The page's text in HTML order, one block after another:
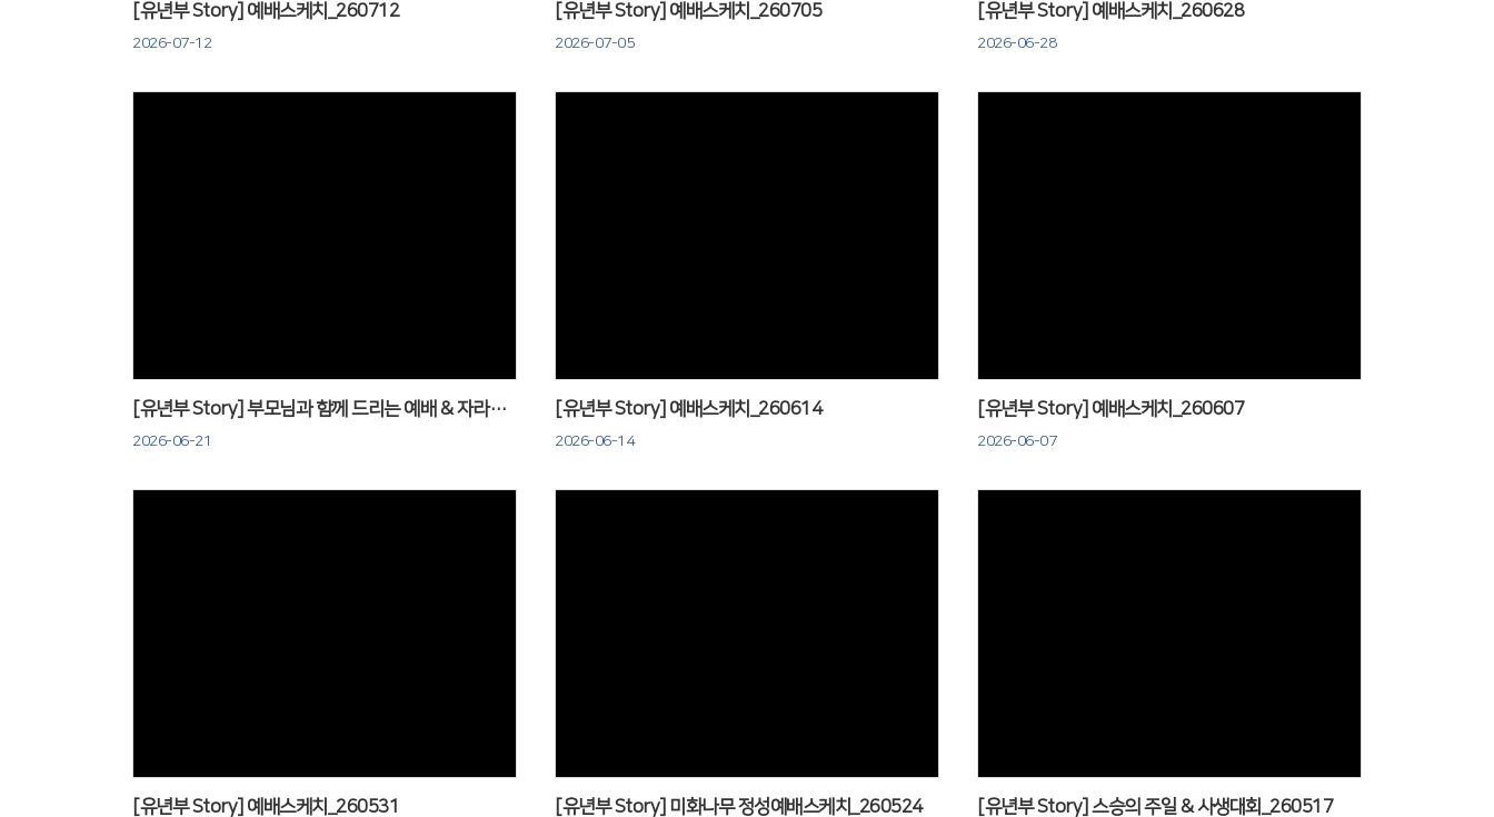
[유년부 Story] 예배스케치_260712
2026-07-12
[유년부 Story] 예배스케치_260705
2026-07-05
[유년부 Story] 예배스케치_260628
2026-06-28
[유년부 Story] 부모님과 함께 드리는 예배 & 자라는 잔치_260621
2026-06-21
[유년부 Story] 예배스케치_260614
2026-06-14
[유년부 Story] 예배스케치_260607
2026-06-07
[유년부 Story] 예배스케치_260531 [유년부 Story] 미화나무 정성예배스케치_260524 [유년부 Story] 스승의 주일 & 사생대회_260517